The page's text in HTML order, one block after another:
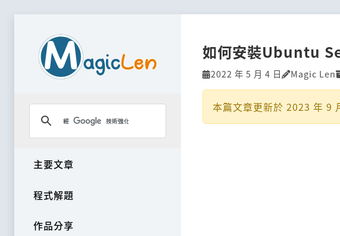
主要文章
程式解題
作品分享
如何安裝Ubuntu
2022 年 5 月 4 日 Magic Len
本篇文章更新於 2023 年 9